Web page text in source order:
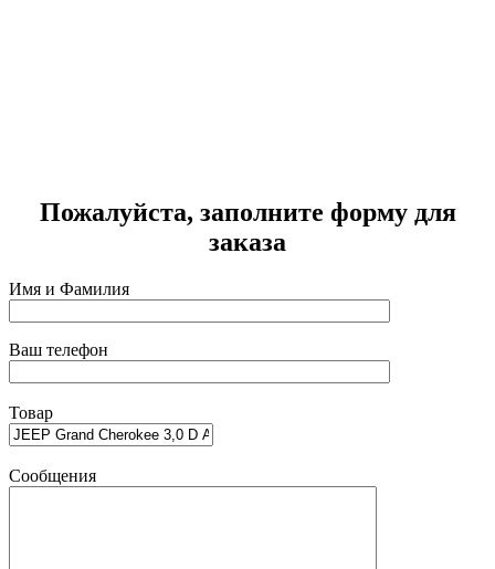
Пожалуйста, заполните форму для
заказа
Имя и Фамилия
Ваш телефон
Товар
Сообщения